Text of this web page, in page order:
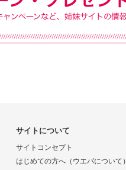
サイトについて
サイトコンセプト
はじめての方へ（ウエパについて）